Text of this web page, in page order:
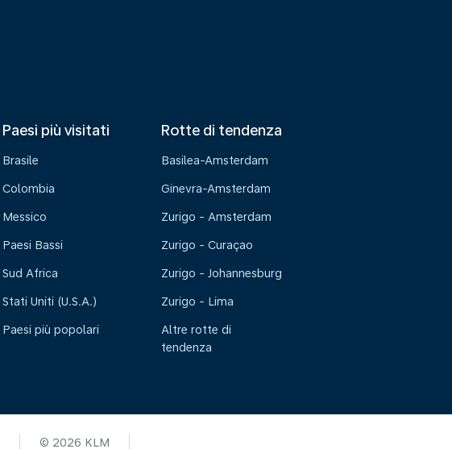
Paesi più visitati
Brasile
Colombia
Messico
Paesi Bassi
Sud Africa
Stati Uniti (U.S.A.)
Paesi più popolari
Rotte di tendenza
Basilea-Amsterdam
Ginevra-Amsterdam
Zurigo - Amsterdam
Zurigo - Curaçao
Zurigo - Johannesburg
Zurigo - Lima
Altre rotte di
tendenza
© 2026 KLM